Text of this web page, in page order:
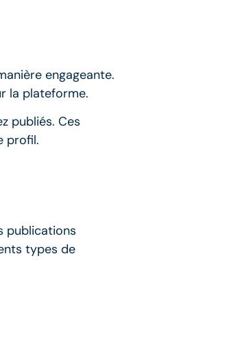
engageante.
la plateforme.
publiés. Ces
profil.
publications
types de